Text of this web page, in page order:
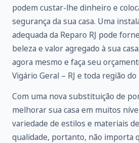
podem custar-lhe dinheiro e
segurança da sua casa. Uma
adequada da Reparo RJ pode
beleza e valor agregado à sua
agora mesmo e faça seu
Vigário Geral – RJ e toda região do
Com uma nova substituição de
melhorar sua casa em muitos
variedade de estilos e materiais
qualidade, portanto, não importa